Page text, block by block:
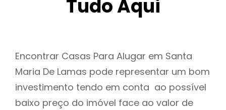
Tudo Aqui
Encontrar Casas Para Alugar em Santa
Maria De Lamas pode representar um bom
investimento tendo em conta ao possível
baixo preço do imóvel face ao valor de